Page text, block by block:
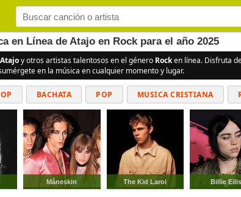
en Línea de Atajo en Rock para el año 2025
Atajoy otros artistas talentosos en el género Rocken línea. Disfruta
en la música en cualquier momento y lugar.
BACHATA POP MUSICA CRISTIANA
CUMBIAS
Måneskin The Kid Laroi Billie